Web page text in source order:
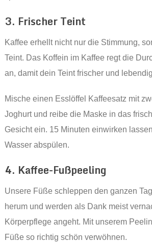
3. Frischer Teint
Kaffee erhellt nicht nur die Stimmung,
Teint. Das Koffein im Kaffee regt die
an, damit dein Teint frischer und
Mische einen Esslöffel Kaffeesatz mit
Joghurt und reibe die Maske in das
Gesicht ein. 15 Minuten einwirken
Wasser abspülen.
4. Kaffee-Fußpeeling
Unsere Füße schleppen den ganzen
herum und werden als Dank meist
Körperpflege angeht. Mit unserem
Füße so richtig schön verwöhnen.